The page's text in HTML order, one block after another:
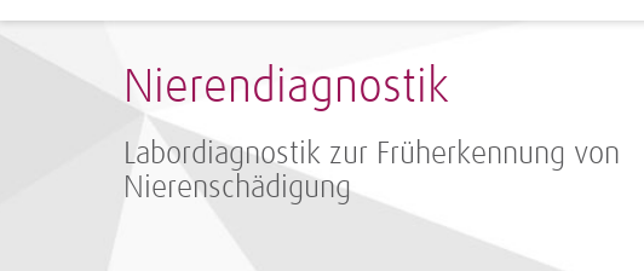
Nierendiagnostik
Labordiagnostik zur Früherkennung von
Nierenschädigung